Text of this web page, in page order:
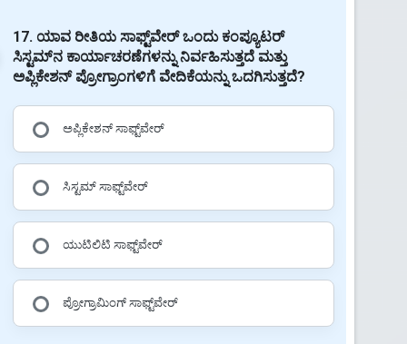
17. ಯಾವ ರೀತಿಯ ಸಾಫ್ಟ್‌ವೇರ್ ಒಂದು ಕಂಪ್ಯೂಟರ್
ಸಿಸ್ಟಮ್‌ನ ಕಾರ್ಯಾಚರಣೆಗಳನ್ನು ನಿರ್ವಹಿಸುತ್ತದೆ ಮತ್ತು
ಅಪ್ಲಿಕೇಶನ್ ಪ್ರೋಗ್ರಾಂಗಳಿಗೆ ವೇದಿಕೆಯನ್ನು ಒದಗಿಸುತ್ತದೆ?
ಅಪ್ಲಿಕೇಶನ್ ಸಾಫ್ಟ್‌ವೇರ್
ಸಿಸ್ಟಮ್ ಸಾಫ್ಟ್‌ವೇರ್
ಯುಟಿಲಿಟಿ ಸಾಫ್ಟ್‌ವೇರ್
ಪ್ರೋಗ್ರಾಮಿಂಗ್ ಸಾಫ್ಟ್‌ವೇರ್